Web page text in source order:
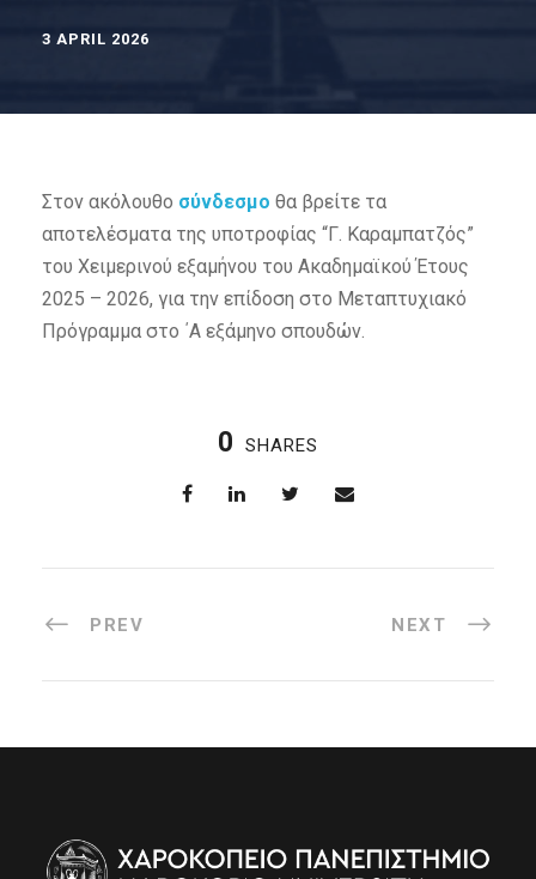
3 APRIL 2026
Στον ακόλουθο σύνδεσμο θα βρείτε τα
αποτελέσματα της υποτροφίας “Γ. Καραμπατζός”
του Χειμερινού εξαμήνου του Ακαδημαϊκού Έτους
2025 – 2026, για την επίδοση στο Μεταπτυχιακό
Πρόγραμμα στο ΄Α εξάμηνο σπουδών.
0 SHARES
PREV NEXT